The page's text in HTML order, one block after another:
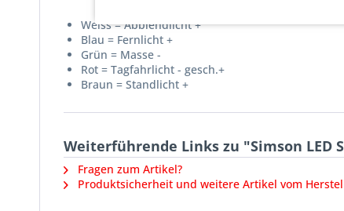
Weiss = Abblendlicht +
Blau = Fernlicht +
Grün = Masse -
Rot = Tagfahrlicht - gesch.+
Braun = Standlicht +
Weiterführende Links zu "Simson LED
Fragen zum Artikel?
Produktsicherheit und weitere Artikel vom